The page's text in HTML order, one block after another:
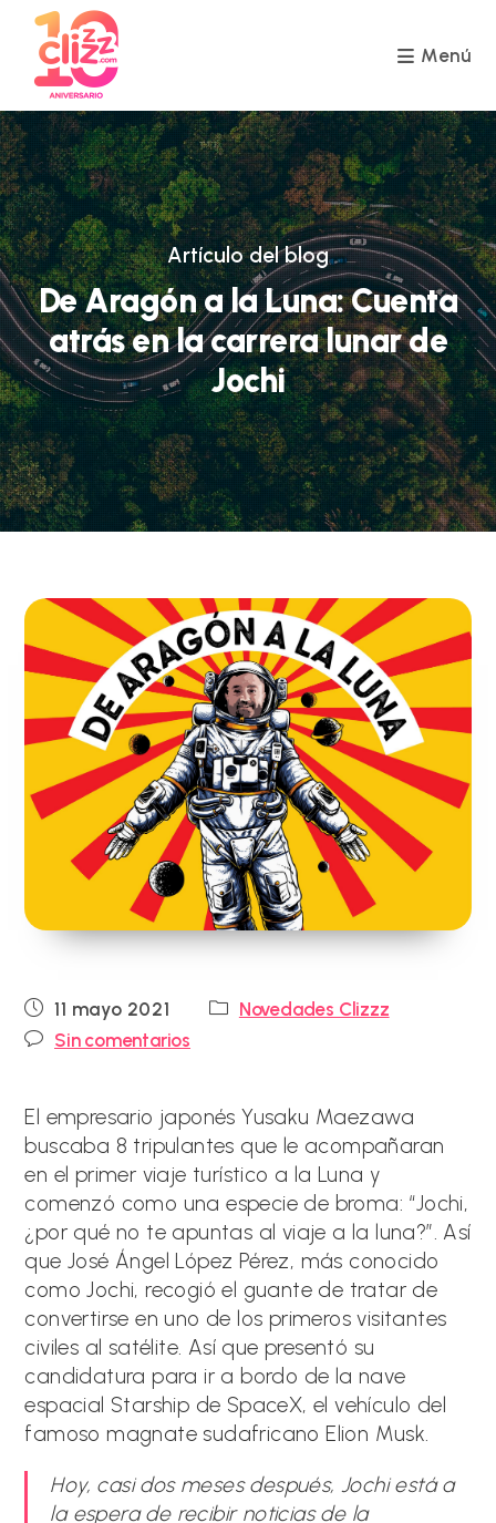
contenido
Menú
Artículo del blog
De Aragón a la Luna: Cuenta
atrás en la carrera lunar de
Jochi
Publicación
de
la
11 mayo 2021
Categoría
Novedades Clizzz
Comentarios
Sin comentarios
El empresario japonés Yusaku Maezawa
buscaba 8 tripulantes que le acompañaran
en el primer viaje turístico a la Luna y
comenzó como una especie de broma: “Jochi,
¿por qué no te apuntas al viaje a la luna?”. Así
que José Ángel López Pérez, más conocido
como Jochi, recogió el guante de tratar de
convertirse en uno de los primeros visitantes
civiles al satélite. Así que presentó su
candidatura para ir a bordo de la nave
espacial Starship de SpaceX, el vehículo del
famoso magnate sudafricano Elion Musk.
Hoy, casi dos meses después, Jochi está a
la espera de recibir noticias de la